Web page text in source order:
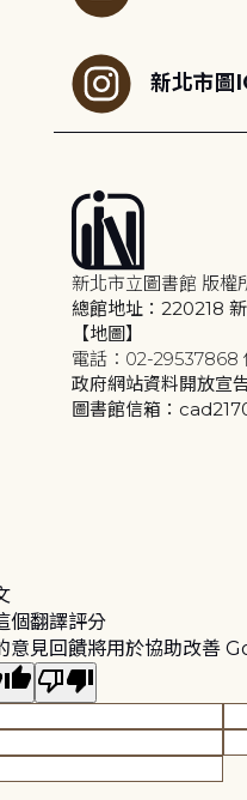
新北市圖
新北市立圖書館 版權
總館地址：220218
【地圖】
電話：02-29537868
政府網站資料開放宣
圖書館信箱：
個翻譯評分
意見回饋將用於協助改善